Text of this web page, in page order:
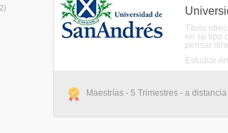
Título
en su tipo
pensar
Estudiar
Maestrías - 5 Trimestres - a distancia